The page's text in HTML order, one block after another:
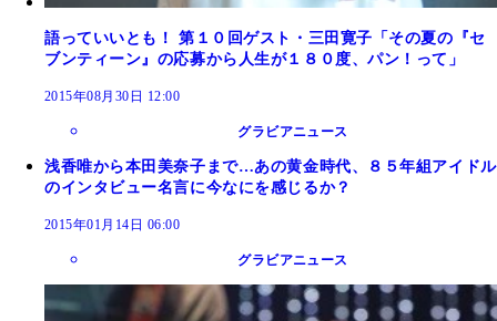
語っていいとも！ 第１０回ゲスト・三田寛子「その夏の『セ
ブンティーン』の応募から人生が１８０度、パン！って」
2015年08月30日 12:00
グラビアニュース
浅香唯から本田美奈子まで…あの黄金時代、８５年組アイドル
のインタビュー名言に今なにを感じるか？
2015年01月14日 06:00
グラビアニュース